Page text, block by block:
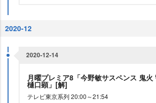
2020-12
2020-12-14
月曜プレミア8「今野敏サスペンス 鬼
樋口顕」[解]
テレビ東京系列 20:00～21:54